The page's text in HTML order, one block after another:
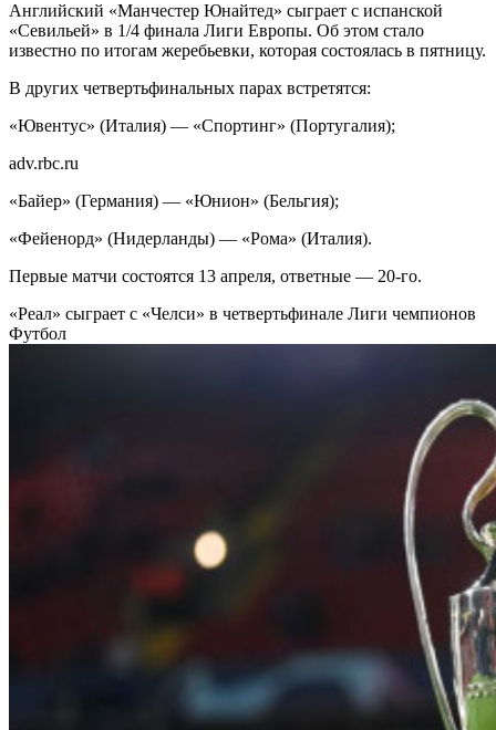
Английский «Манчестер Юнайтед» сыграет с испанской
«Севильей» в 1/4 финала Лиги Европы. Об этом стало
известно по итогам жеребьевки, которая состоялась в пятницу.
В других четвертьфинальных парах встретятся:
«Ювентус» (Италия) — «Спортинг» (Португалия);
adv.rbc.ru
«Байер» (Германия) — «Юнион» (Бельгия);
«Фейенорд» (Нидерланды) — «Рома» (Италия).
Первые матчи состоятся 13 апреля, ответные — 20-го.
«Реал» сыграет с «Челси» в четвертьфинале Лиги чемпионов
Футбол